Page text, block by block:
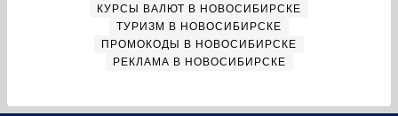
КУРСЫ ВАЛЮТ В НОВОСИБИРСКЕ
ТУРИЗМ В НОВОСИБИРСКЕ
ПРОМОКОДЫ В НОВОСИБИРСКЕ
РЕКЛАМА В НОВОСИБИРСКЕ